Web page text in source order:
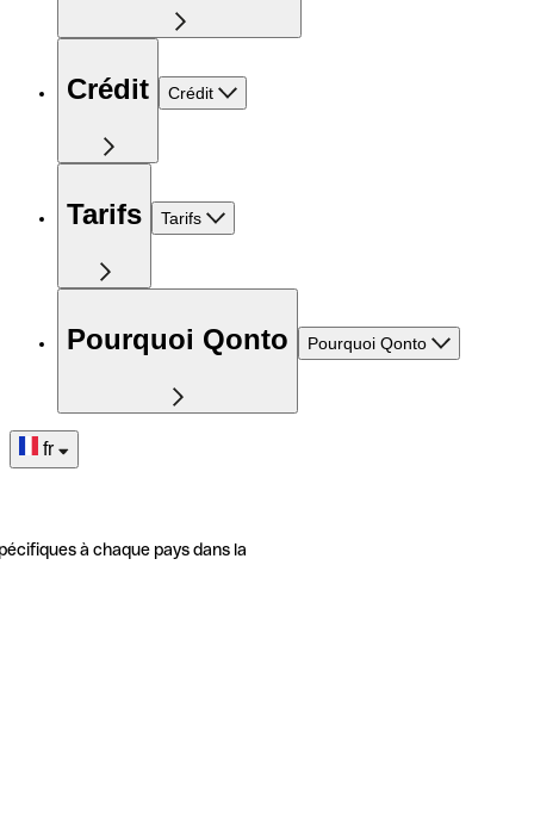
Crédit Crédit
Tarifs Tarifs
Pourquoi Qonto Pourquoi Qonto
fr
à chaque pays dans la